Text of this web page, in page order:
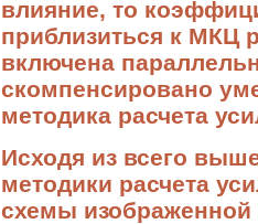
влияние, то
приблизиться к МКЦ
включена
скомпенсировано
методика расчета
Исходя из всего
методики расчета
схемы изображенной